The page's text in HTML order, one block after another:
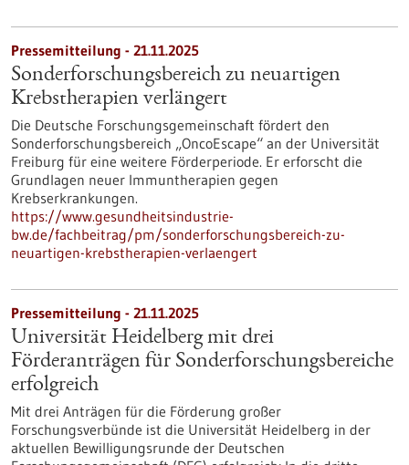
Pressemitteilung - 21.11.2025
Sonderforschungsbereich zu neuartigen
Krebstherapien verlängert
Die Deutsche Forschungsgemeinschaft fördert den
Sonderforschungsbereich „OncoEscape“ an der Universität
Freiburg für eine weitere Förderperiode. Er erforscht die
Grundlagen neuer Immuntherapien gegen
Krebserkrankungen.
https://www.gesundheitsindustrie-
bw.de/fachbeitrag/pm/sonderforschungsbereich-zu-
neuartigen-krebstherapien-verlaengert
Pressemitteilung - 21.11.2025
Universität Heidelberg mit drei
Förderanträgen für Sonderforschungsbereiche
erfolgreich
Mit drei Anträgen für die Förderung großer
Forschungsverbünde ist die Universität Heidelberg in der
aktuellen Bewilligungsrunde der Deutschen